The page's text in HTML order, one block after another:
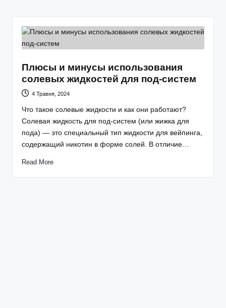
Плюсы и минусы использования
солевых жидкостей для под-систем
4 Травня, 2024
Что такое солевые жидкости и как они работают?
Солевая жидкость для под-систем (или жижка для
пода) — это специальный тип жидкости для вейпинга,
содержащий никотин в форме солей. В отличие…
Read More